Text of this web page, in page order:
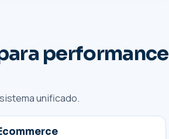
performance
unificado.